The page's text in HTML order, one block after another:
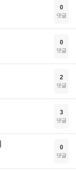
0
댓글
0
댓글
2
댓글
3
댓글
0
댓글